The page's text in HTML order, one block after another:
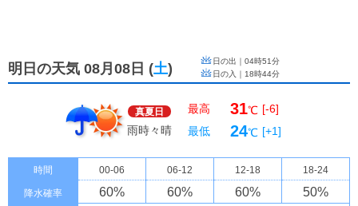
明日の天気 08月08日 (土) 日の出｜ 04時51分
日の入｜ 18時44分
真夏日
雨時々晴
最高 31℃ [-6]
最低
24℃ [+1]
時間 00-06 06-12 12-18 18-24
降水確率 60% 60% 60% 50%